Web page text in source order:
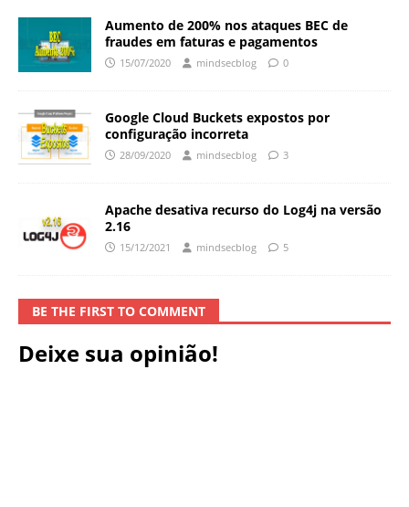
Aumento de 200% nos ataques BEC de
fraudes em faturas e pagamentos
15/07/2020 mindsecblog 0
Google Cloud Buckets expostos por
configuração incorreta
28/09/2020 mindsecblog 3
Apache desativa recurso do Log4j na versão
2.16
15/12/2021 mindsecblog 5
BE THE FIRST TO COMMENT
Deixe sua opinião!